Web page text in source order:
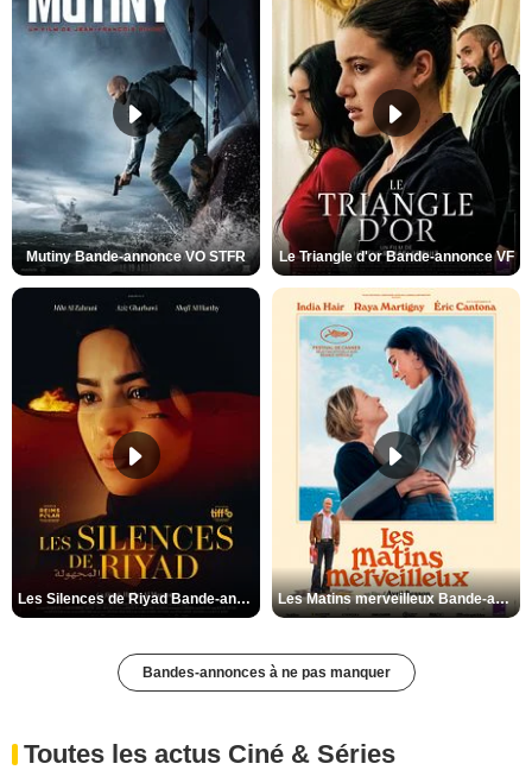
Mutiny Bande-annonce VO STFR Le Triangle d'or Bande-annonce VF
Les Silences de Riyad Bande-annonce VO STFR Les Matins merveilleux Bande-annonce VF
Bandes-annonces à ne pas manquer
Toutes les actus Ciné & Séries